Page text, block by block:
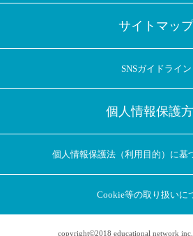
サイトマップ
SNSガイドライン
個人情報保護
個人情報保護法（利用目的）に基
Cookie等の取り扱いに
copyright©2018 educational network